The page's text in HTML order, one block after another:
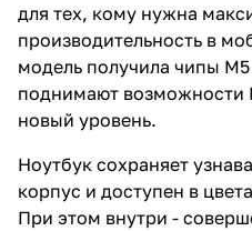
для тех, кому нужна
производительность в
модель получила чипы
поднимают возможности
новый уровень.
Ноутбук сохраняет
корпус и доступен в
При этом внутри -